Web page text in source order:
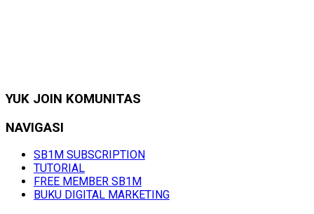
YUK JOIN KOMUNITAS
NAVIGASI
SB1M SUBSCRIPTION
TUTORIAL
FREE MEMBER SB1M
BUKU DIGITAL MARKETING